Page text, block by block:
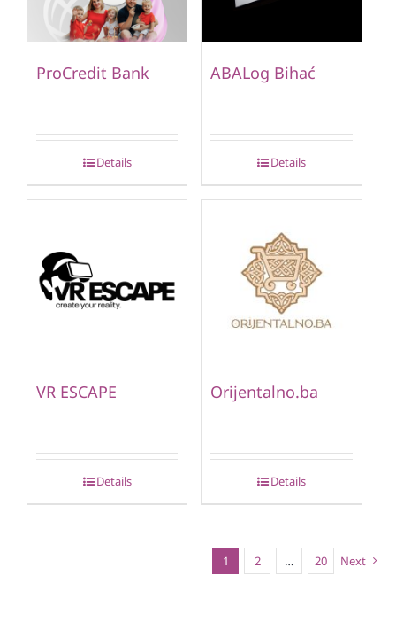
ProCredit Bank
Details
ABALog Bihać
Details
VR ESCAPE
Details
Orijentalno.ba
Details
1 2 … 20 Next